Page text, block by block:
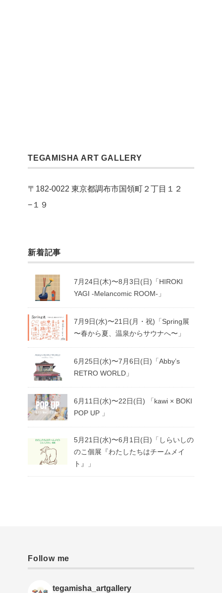
TEGAMISHA ART GALLERY
〒182-0022 東京都調布市国領町２丁目１２
−１９
新着記事
7月24日(木)〜8月3日(日)「HIROKI
YAGI -Melancomic ROOM-」
7月9日(水)〜21日(月・祝)「Spring展
〜春から夏、温泉からサウナへ〜」
6月25日(水)〜7月6日(日)「Abby’s
RETRO WORLD」
6月11日(水)〜22日(日) 「kawi × BOKI
POP UP 」
5月21日(水)〜6月1日(日)「しらいしの
のこ個展『わたしたちはチームメイ
ト』」
Follow me
tegamisha_artgallery